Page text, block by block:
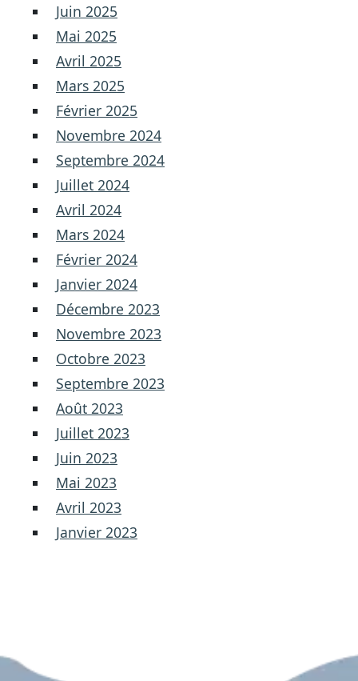
Juin 2025
Mai 2025
Avril 2025
Mars 2025
Février 2025
Novembre 2024
Septembre 2024
Juillet 2024
Avril 2024
Mars 2024
Février 2024
Janvier 2024
Décembre 2023
Novembre 2023
Octobre 2023
Septembre 2023
Août 2023
Juillet 2023
Juin 2023
Mai 2023
Avril 2023
Janvier 2023